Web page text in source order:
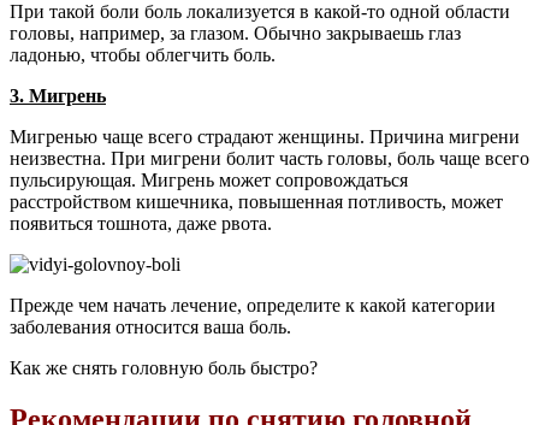
При такой боли боль локализуется в какой-то одной области
головы, например, за глазом. Обычно закрываешь глаз
ладонью, чтобы облегчить боль.
3. Мигрень
Мигренью чаще всего страдают женщины. Причина мигрени
неизвестна. При мигрени болит часть головы, боль чаще всего
пульсирующая. Мигрень может сопровождаться
расстройством кишечника, повышенная потливость, может
появиться тошнота, даже рвота.
Прежде чем начать лечение, определите к какой категории
заболевания относится ваша боль.
Как же снять головную боль быстро?